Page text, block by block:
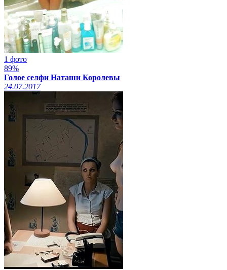
1 фото
89%
Голое селфи Наташи Королевы
24.07.2017